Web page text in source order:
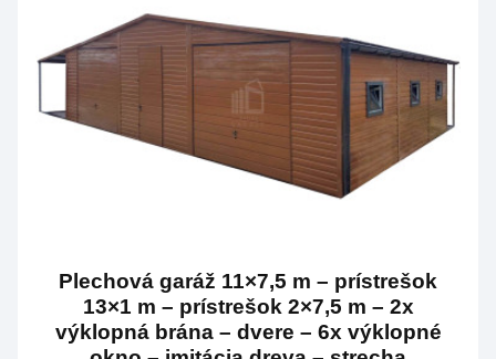
Plechová garáž 11×7,5 m – prístrešok
13×1 m – prístrešok 2×7,5 m – 2x
výklopná brána – dvere – 6x výklopné